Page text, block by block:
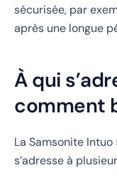
sécurisée, par
après une longue
À qui
comment
La Samsonite
s’adresse à